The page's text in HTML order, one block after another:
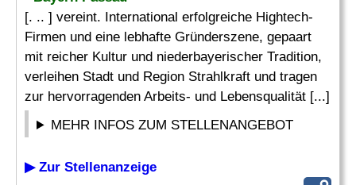
[. .. ] vereint. International erfolgreiche Hightech-
Firmen und eine lebhafte Gründerszene, gepaart
mit reicher Kultur und niederbayerischer Tradition,
verleihen Stadt und Region Strahlkraft und tragen
zur hervorragenden Arbeits- und Lebensqualität [...]
MEHR INFOS ZUM STELLENANGEBOT
▶ Zur Stellenanzeige